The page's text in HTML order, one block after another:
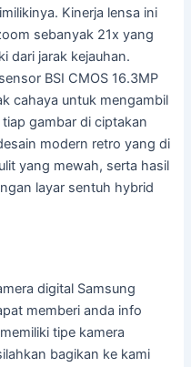
Kinerja lensa ini
sebanyak 21x yang
dari jarak kejauhan.
BSI CMOS 16.3MP
cahaya untuk mengambil
gambar di ciptakan
modern retro yang di
yang mewah, serta hasil
layar sentuh hybrid
digital Samsung
memberi anda info
tipe kamera
bagikan ke kami